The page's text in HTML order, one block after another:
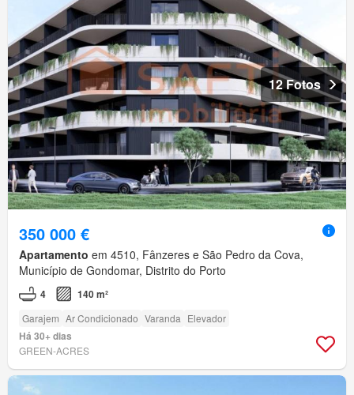
12 Fotos
350 000 €
Apartamento em 4510, Fânzeres e São Pedro da Cova,
Município de Gondomar, Distrito do Porto
4 140 m²
Garajem Ar Condicionado Varanda Elevador
Há 30+ dias
GREEN-ACRES